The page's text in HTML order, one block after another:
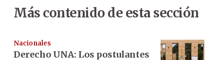
Más contenido de esta sección
Nacionales
Derecho UNA: Los postulantes